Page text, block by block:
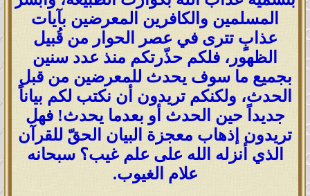
المسلمين والكافرين المعرضين بآيات
عذابٍ تترى في عصر الحوار من قُبيل
الظهور، فلكم حذّرتكم منذ عدد سنين
بجميع ما سوف يحدث للمعرضين من قبل
الحدث، ولكنكم تريدون أن نكتب لكم بياناً
جديداً حين الحدث أو بعدما يحدث! فهل
تريدون إذهاب معجزة البيان الحقّ للقرآن
الذي أنزله الله على علم غيب؟ سبحانه
علام الغيوب.